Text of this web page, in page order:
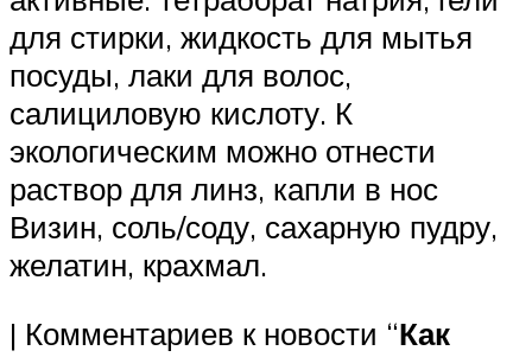
для стирки, жидкость для мытья
посуды, лаки для волос,
салициловую кислоту. К
экологическим можно отнести
раствор для линз, капли в нос
Визин, соль/соду, сахарную пудру,
желатин, крахмал.
| Комментариев к новости “Как